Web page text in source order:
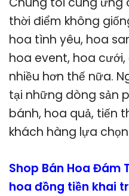
thời điểm không
hoa tình yêu, hoa
hoa event, hoa
nhiều hơn thế nữa.
tại những dòng sản
bánh, hoa quả, tiến
khách hàng lựa
Shop Bán Hoa Đám
hoa đồng tiền khai